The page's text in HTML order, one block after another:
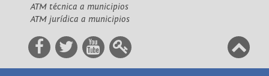
ATM técnica a municipios
ATM jurídica a municipios